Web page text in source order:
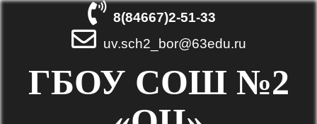
8(84667)2-51-33
uv.sch2_bor@63edu.ru
ГБОУ СОШ №2